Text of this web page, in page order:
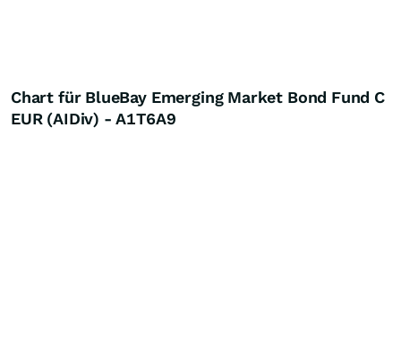
Chart für BlueBay Emerging Market Bond Fund C
EUR (AIDiv) - A1T6A9